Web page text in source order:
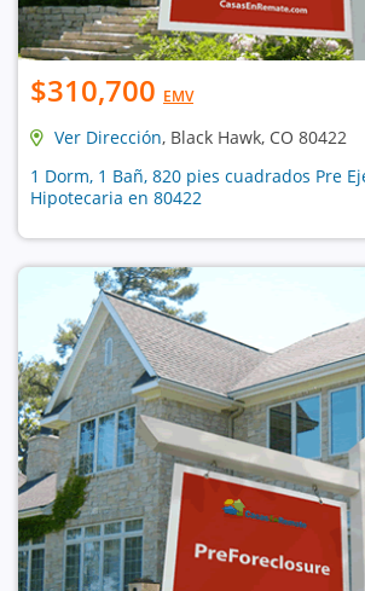
$310,700 EMV
Ver Dirección, Black Hawk, CO 80422
1 Dorm, 1 Bañ, 820 pies cuadrados Pre
Hipotecaria en 80422